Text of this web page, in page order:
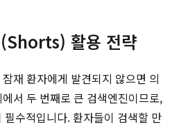
활용 전략
재 환자에게 발견되지 않으면 의
서 두 번째로 큰 검색엔진이므로,
수적입니다. 환자들이 검색할 만